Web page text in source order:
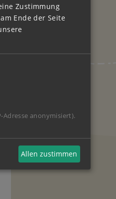
Zustimmung
Ende der Seite
Adresse anonymisiert).
Allen zustimmen